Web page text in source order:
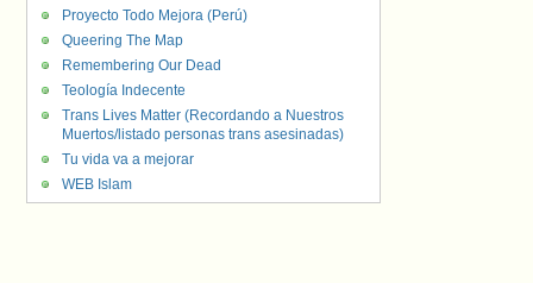
Proyecto Todo Mejora (Perú)
Queering The Map
Remembering Our Dead
Teología Indecente
Trans Lives Matter (Recordando a Nuestros
Muertos/listado personas trans asesinadas)
Tu vida va a mejorar
WEB Islam